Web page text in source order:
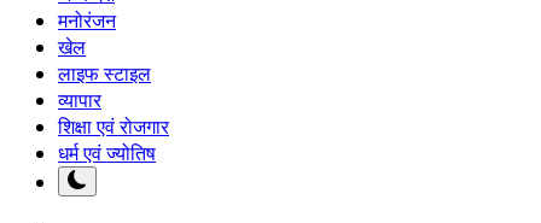
मनोरंजन
खेल
लाइफ स्टाइल
व्यापार
शिक्षा एवं रोजगार
धर्म एवं ज्योतिष